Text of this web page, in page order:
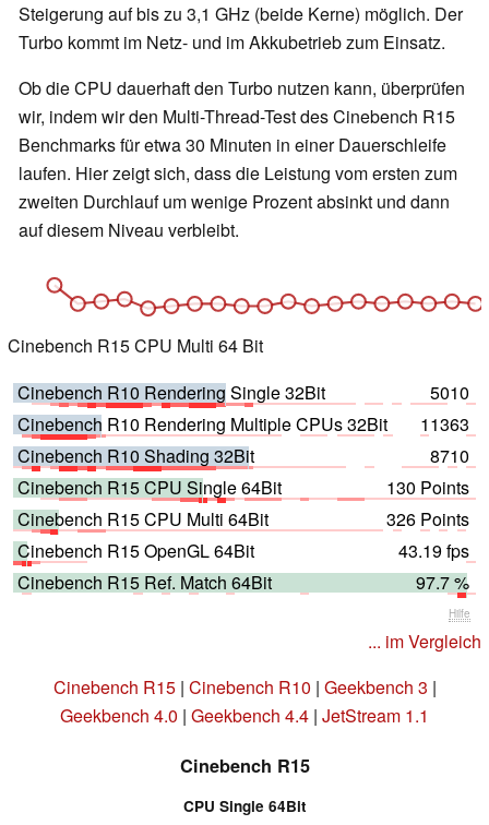
Steigerung auf bis zu 3,1 GHz (beide Kerne) möglich. Der
Turbo kommt im Netz- und im Akkubetrieb zum Einsatz.
Ob die CPU dauerhaft den Turbo nutzen kann, überprüfen
wir, indem wir den Multi-Thread-Test des Cinebench R15
Benchmarks für etwa 30 Minuten in einer Dauerschleife
laufen. Hier zeigt sich, dass die Leistung vom ersten zum
zweiten Durchlauf um wenige Prozent absinkt und dann
auf diesem Niveau verbleibt.
Cinebench R15 CPU Multi 64 Bit
Cinebench R10 Rendering Single 32Bit
5010
Cinebench R10 Rendering Multiple CPUs 32Bit
11363
Cinebench R10 Shading 32Bit
8710
Cinebench R15 CPU Single 64Bit
130 Points
Cinebench R15 CPU Multi 64Bit
326 Points
Cinebench R15 OpenGL 64Bit
43.19 fps
Cinebench R15 Ref. Match 64Bit
97.7 %
Hilfe
... im Vergleich
Cinebench R15| Cinebench R10 | Geekbench 3 |
Geekbench 4.0 | Geekbench 4.4 | JetStream 1.1
Cinebench R15
CPU Single 64Bit